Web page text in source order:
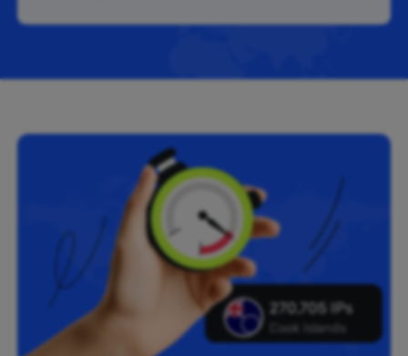
270,705 IPs
Cook Islands